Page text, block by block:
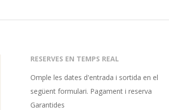
RESERVES EN TEMPS REAL
Omple les dates d'entrada i sortida en el
següent formulari. Pagament i reserva
Garantides